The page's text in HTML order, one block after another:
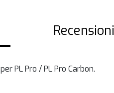
Recensioni
PL Pro / PL Pro Carbon.